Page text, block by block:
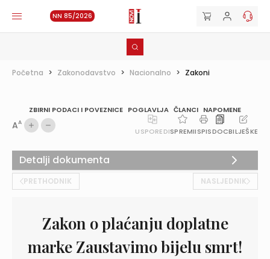
NN 85/2026
Početna > Zakonodavstvo > Nacionalno > Zakoni
ZBIRNI PODACI I POVEZNICE POGLAVLJA ČLANCI NAPOMENE
AA
USPOREDISPREMIISPISDOCBILJEŠKE
PRETHODNIK NASLJEDNIK
Zakon o plaćanju doplatne
marke Zaustavimo bijelu smrt!
Detalji dokumenta